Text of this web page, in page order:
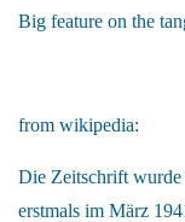
Big feature on the
from wikipedia:
Die Zeitschrift wurde
erstmals im März